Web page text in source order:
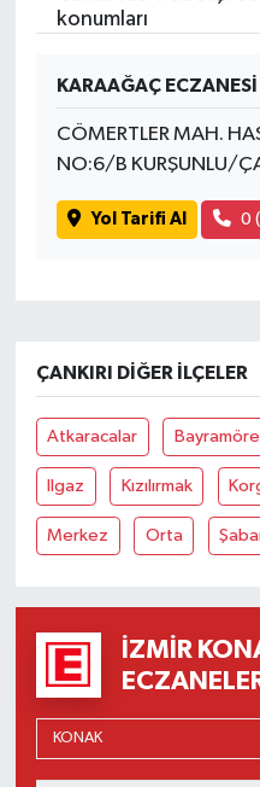
konumları
KARAAĞAÇ ECZANESİ
CÖMERTLER MAH.
NO:6/B KURŞUNLU/
Yol Tarifi Al 0
ÇANKIRI DIĞER İLÇELER
Atkaracalar
Ilgaz Kızılırmak
Merkez Orta
İZMIR